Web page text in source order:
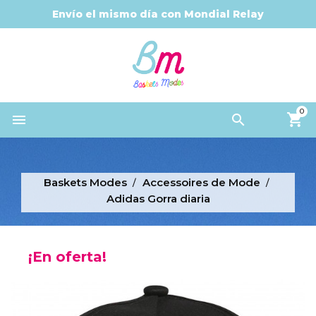
Envío el mismo día con Mondial Relay


0
Baskets Modes
Accessoires de Mode
Adidas Gorra diaria
¡En oferta!